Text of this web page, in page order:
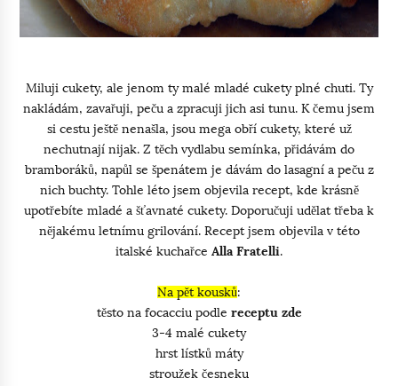
Miluji cukety, ale jenom ty malé mladé cukety plné chuti. Ty
nakládám, zavařuji, peču a zpracuji jich asi tunu. K čemu jsem
si cestu ještě nenašla, jsou mega obří cukety, které už
nechutnají nijak. Z těch vydlabu semínka, přidávám do
bramboráků, napůl se špenátem je dávám do lasagní a peču z
nich buchty. Tohle léto jsem objevila recept, kde krásně
upotřebíte mladé a šťavnaté cukety. Doporučuji udělat třeba k
nějakému letnímu grilování. Recept jsem objevila v této
italské kuchařce Alla Fratelli.
Na pět kousků:
těsto na focacciu podle receptu zde
3-4 malé cukety
hrst lístků máty
stroužek česneku